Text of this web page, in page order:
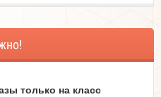
только на класc